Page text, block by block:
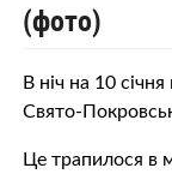
(фото)
В ніч на 10
Свято-
Це трапилося в